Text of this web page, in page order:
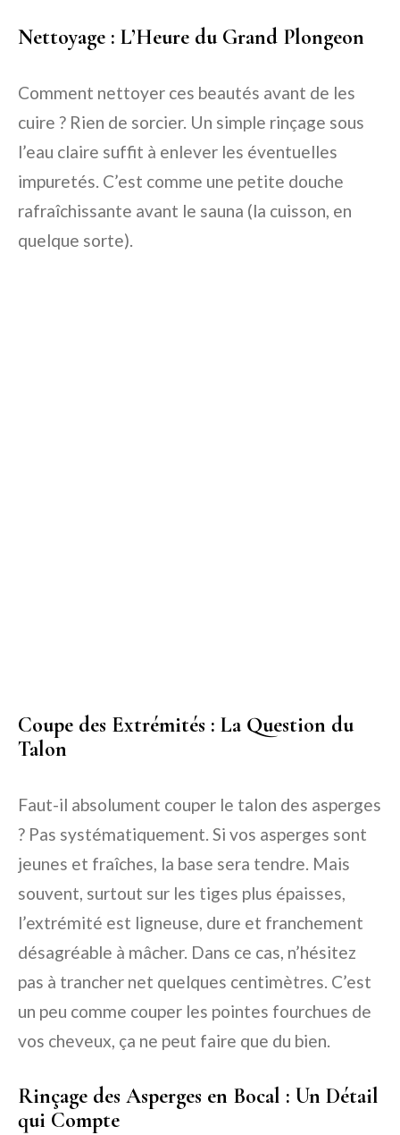
Nettoyage : L’Heure du Grand Plongeon
Comment nettoyer ces beautés avant de les
cuire ? Rien de sorcier. Un simple rinçage sous
l’eau claire suffit à enlever les éventuelles
impuretés. C’est comme une petite douche
rafraîchissante avant le sauna (la cuisson, en
quelque sorte).
Coupe des Extrémités : La Question du
Talon
Faut-il absolument couper le talon des asperges
? Pas systématiquement. Si vos asperges sont
jeunes et fraîches, la base sera tendre. Mais
souvent, surtout sur les tiges plus épaisses,
l’extrémité est ligneuse, dure et franchement
désagréable à mâcher. Dans ce cas, n’hésitez
pas à trancher net quelques centimètres. C’est
un peu comme couper les pointes fourchues de
vos cheveux, ça ne peut faire que du bien.
Rinçage des Asperges en Bocal : Un Détail
qui Compte